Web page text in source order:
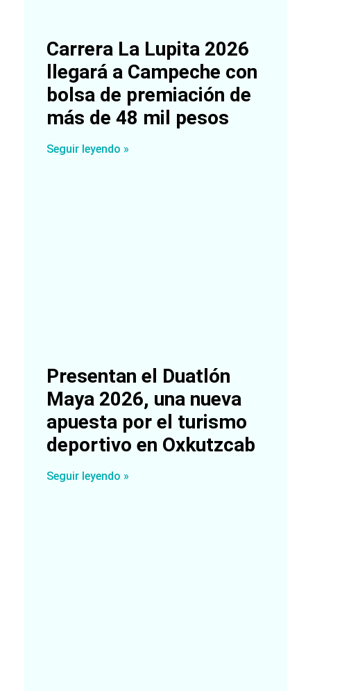
Carrera La Lupita 2026
llegará a Campeche con
bolsa de premiación de
más de 48 mil pesos
Seguir leyendo »
Presentan el Duatlón
Maya 2026, una nueva
apuesta por el turismo
deportivo en Oxkutzcab
Seguir leyendo »